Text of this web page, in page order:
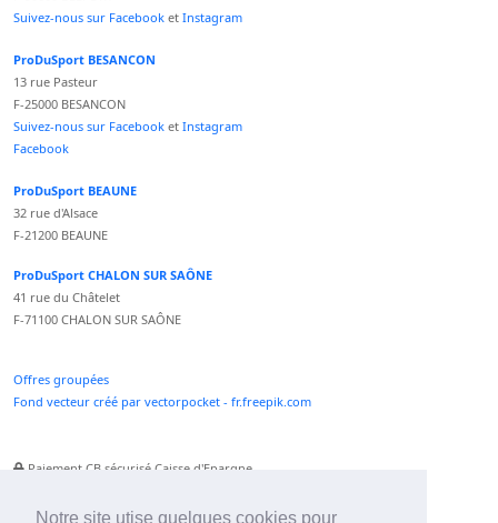
Notre site utise quelques cookies pour
Suivez-nous sur Facebook et Instagram
ProDuSport BESANCON
13 rue Pasteur
F-25000 BESANCON
Suivez-nous sur Facebook et Instagram
Facebook
ProDuSport BEAUNE
32 rue d'Alsace
F-21200 BEAUNE
ProDuSport CHALON SUR SAÔNE
41 rue du Châtelet
F-71100 CHALON SUR SAÔNE
Offres groupées
Fond vecteur créé par vectorpocket - fr.freepik.com
Paiement CB sécurisé Caisse d'Epargne
Paiement Paypal accepté